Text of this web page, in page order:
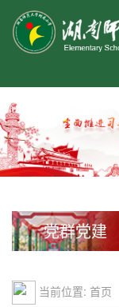
党群党建
当前位置: 首页